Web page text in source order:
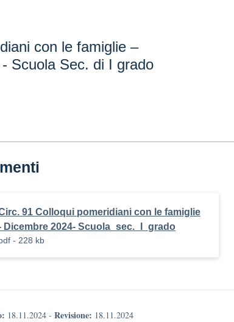
con le famiglie –
Scuola Sec. di I grado
91 Colloqui pomeridiani con le famiglie
Dicembre 2024- Scuola_sec._I_grado
- 228 kb
18.11.2024 - Revisione: 18.11.2024